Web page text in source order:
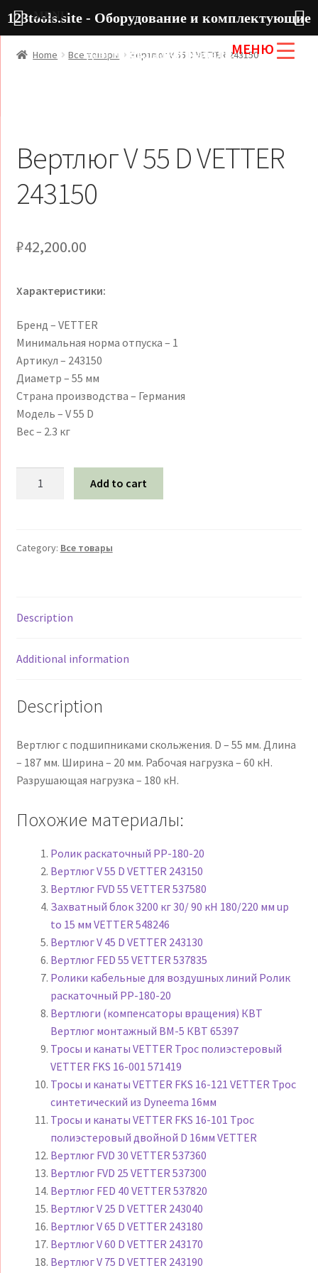
МЕНЮ
Home Все товары Вертлюг V 55 D VETTER 243150
Вертлюг V 55 D VETTER
243150
₽42,200.00
Характеристики:
Бренд – VETTER
Минимальная норма отпуска – 1
Артикул – 243150
Диаметр – 55 мм
Страна производства – Германия
Модель – V 55 D
Вес – 2.3 кг
VETTER
Add to cart
Category: Все товары
Description
Additional information
Description
Вертлюг с подшипниками скольжения. D – 55 мм. Длина
– 187 мм. Ширина – 20 мм. Рабочая нагрузка – 60 кН.
Разрушающая нагрузка – 180 кН.
Похожие материалы:
Ролик раскаточный РР-180-20
Вертлюг V 55 D VETTER 243150
Вертлюг FVD 55 VETTER 537580
Захватный блок 3200 кг 30/ 90 кН 180/220 мм up
to 15 мм VETTER 548246
Вертлюг V 45 D VETTER 243130
Вертлюг FED 55 VETTER 537835
Ролики кабельные для воздушных линий Ролик
раскаточный РР-180-20
Вертлюги (компенсаторы вращения) КВТ
Вертлюг монтажный ВМ-5 КВТ 65397
Тросы и канаты VETTER Трос полиэстеровый
VETTER FKS 16-001 571419
Тросы и канаты VETTER FKS 16-121 VETTER Трос
синтетический из Dyneema 16мм
Тросы и канаты VETTER FKS 16-101 Трос
полиэстеровый двойной D 16мм VETTER
Вертлюг FVD 30 VETTER 537360
Вертлюг FVD 25 VETTER 537300
Вертлюг FED 40 VETTER 537820
Вертлюг V 25 D VETTER 243040
Вертлюг V 65 D VETTER 243180
Вертлюг V 60 D VETTER 243170
Вертлюг V 75 D VETTER 243190
MENU
123tools.site - Оборудование и комплектующие
для прокладки кабеля